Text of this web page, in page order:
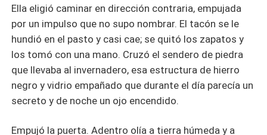
Ella eligió caminar en dirección contraria, empujada
por un impulso que no supo nombrar. El tacón se le
hundió en el pasto y casi cae; se quitó los zapatos y
los tomó con una mano. Cruzó el sendero de piedra
que llevaba al invernadero, esa estructura de hierro
negro y vidrio empañado que durante el día parecía un
secreto y de noche un ojo encendido.
Empujó la puerta. Adentro olía a tierra húmeda y a